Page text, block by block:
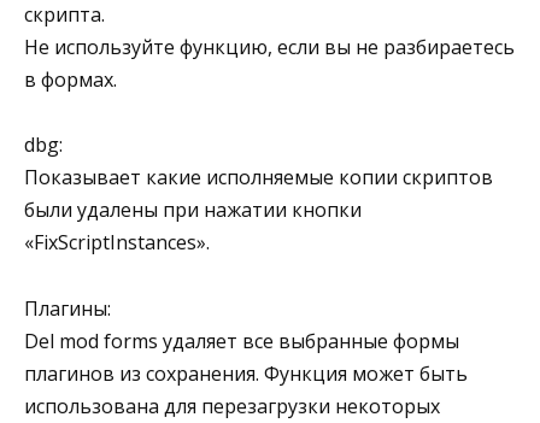
скрипта.
Не используйте функцию, если вы не разбираетесь
в формах.
dbg:
Показывает какие исполняемые копии скриптов
были удалены при нажатии кнопки
«FixScriptInstances».
Плагины:
Del mod forms удаляет все выбранные формы
плагинов из сохранения. Функция может быть
использована для перезагрузки некоторых